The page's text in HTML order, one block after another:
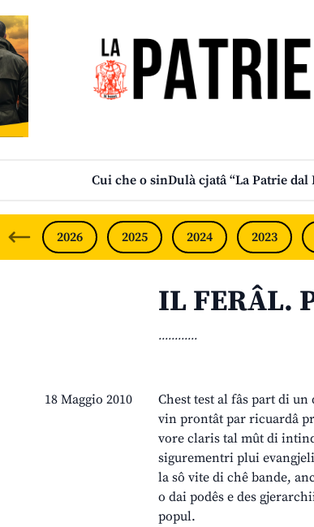
Cui che o sinDulà cjatâ “La Patrie dal
2026 2025 2024 2023
IL FERÂL.
............
18 Maggio 2010
Chest test al fâs part di
vin prontât par ricuardâ
vore claris tal mût di
sigurementri plui
la sô vite di chê bande,
o dai podês e des
popul.